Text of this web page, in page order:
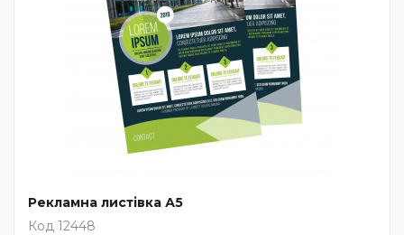
Рекламна листівка А5
Код 12448